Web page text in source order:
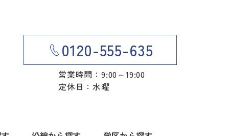
0120-555-635
営業時間：9:00～19:00
定休日：水曜